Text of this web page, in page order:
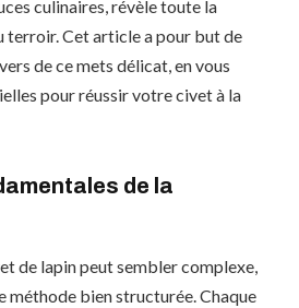
culinaires, révèle toute la
terroir. Cet article a pour but de
de ce mets délicat, en vous
pour réussir votre civet à la
de la
de lapin peut sembler complexe,
méthode bien structurée. Chaque